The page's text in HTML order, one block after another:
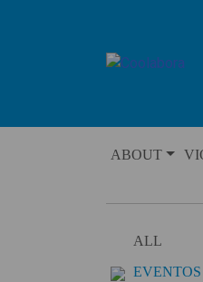
ABOUT
ALL
EVENTOS